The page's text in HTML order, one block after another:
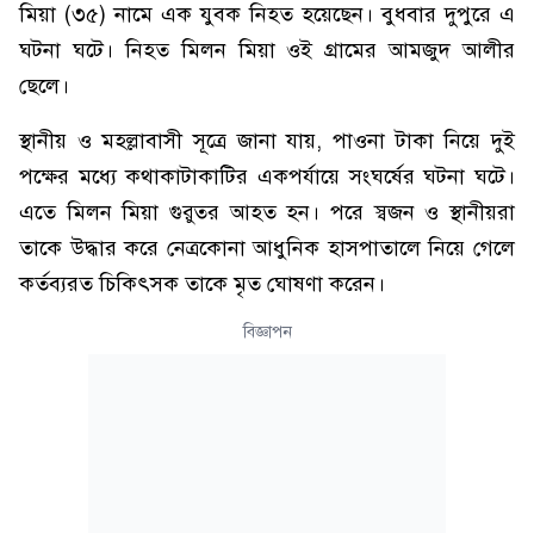
মিয়া (৩৫) নামে এক যুবক নিহত হয়েছেন। বুধবার দুপুরে এ
ঘটনা ঘটে। নিহত মিলন মিয়া ওই গ্রামের আমজুদ আলীর
ছেলে।
স্থানীয় ও মহল্লাবাসী সূত্রে জানা যায়, পাওনা টাকা নিয়ে দুই
পক্ষের মধ্যে কথাকাটাকাটির একপর্যায়ে সংঘর্ষের ঘটনা ঘটে।
এতে মিলন মিয়া গুরুতর আহত হন। পরে স্বজন ও স্থানীয়রা
তাকে উদ্ধার করে নেত্রকোনা আধুনিক হাসপাতালে নিয়ে গেলে
কর্তব্যরত চিকিৎসক তাকে মৃত ঘোষণা করেন।
বিজ্ঞাপন